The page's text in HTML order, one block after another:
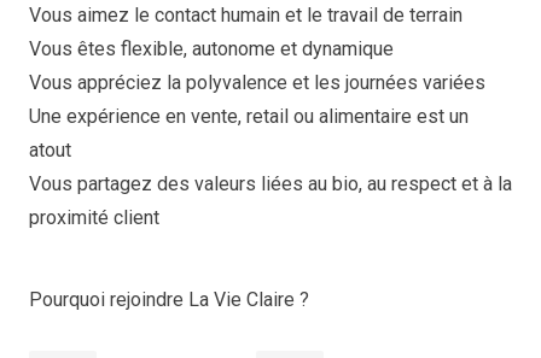
Vous aimez le contact humain et le travail de terrain
Vous êtes flexible, autonome et dynamique
Vous appréciez la polyvalence et les journées variées
Une expérience en vente, retail ou alimentaire est un
atout
Vous partagez des valeurs liées au bio, au respect et à la
proximité client
Pourquoi rejoindre La Vie Claire ?